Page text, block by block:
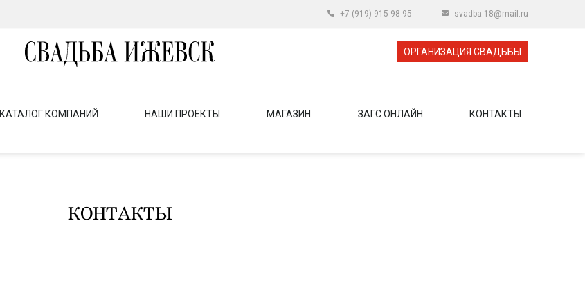
+7 (919) 915 98 95 svadba-18@mail.ru
ОРГАНИЗАЦИЯ СВАДЬБЫ
КАТАЛОГ КОМПАНИЙ НАШИ ПРОЕКТЫ МАГАЗИН ЗАГС ОНЛАЙН КОНТАКТЫ
КОНТАКТЫ